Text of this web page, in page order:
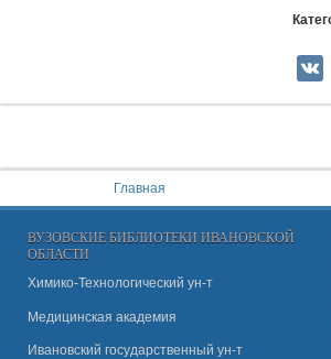
Главная
ВУЗОВСКИЕ БИБЛИОТЕКИ ИВАНОВСКОЙ
ОБЛАСТИ
Химико-Технологический ун-т
Медицинская академия
Ивановский государственный ун-т